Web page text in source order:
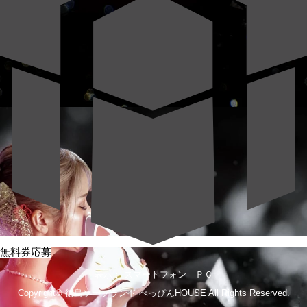
無料券応募
表示： スマートフォン｜ ＰＣ
Copyright©徳島ソープランド べっぴんHOUSE All Rights Reserved.